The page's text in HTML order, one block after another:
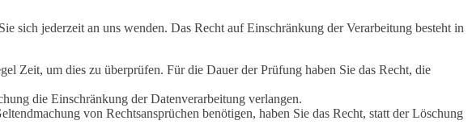
sich jederzeit an uns wenden. Das Recht auf Einschränkung der Verarbeitung besteht in
Zeit, um dies zu überprüfen. Für die Dauer der Prüfung haben Sie das Recht, die
die Einschränkung der Datenverarbeitung verlangen.
von Rechtsansprüchen benötigen, haben Sie das Recht, statt der Löschung